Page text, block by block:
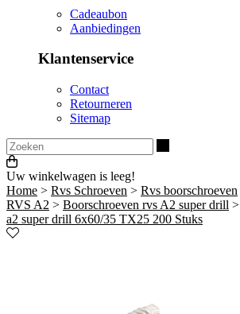
Cadeaubon
Aanbiedingen
Klantenservice
Contact
Retourneren
Sitemap
Uw winkelwagen is leeg!
Home > Rvs Schroeven > Rvs boorschroeven
RVS A2 > Boorschroeven rvs A2 super drill >
a2 super drill 6x60/35 TX25 200 Stuks